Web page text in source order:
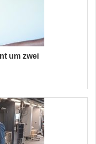
um zwei